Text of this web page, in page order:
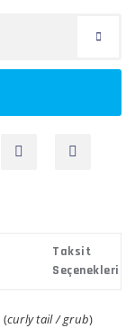
Taksit
Seçenekleri
(curly tail / grub)